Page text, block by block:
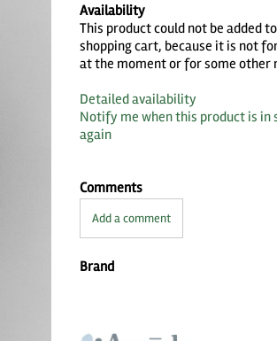
Availability
This product could not be added
shopping cart, because it is not
at the moment or for some other
Detailed availability
Notify me when this product is in
again
Comments
Add a comment
Brand